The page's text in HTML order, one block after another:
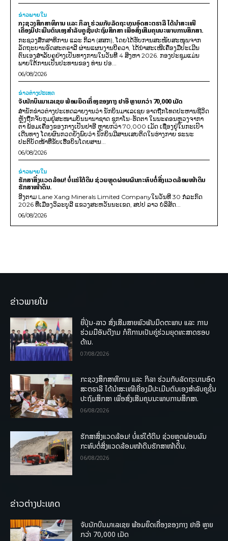
ຂ່າວພາຍ​ໃນ
ກະຊວງສຶກສາທິການ ແລະ ກິລາ ຮ່ວມກັບລັດຖະບານອົດສະຕຣາລີ ໄດ້ນຳສະເໜີ
ເຄື່ອງມືປະເມີນຕົນເອງສຳລັບຄູຊັ້ນປະຖົມສຶກສາ ເພື່ອສົ່ງເສີມຄຸນນະພາບການສຶກສາ.
ກະຊວງສຶກສາທິການ ແລະ ກິລາ (ສສກ), ໂດຍໄດ້ຮັບການສະໜັບສະໜູນຈາກ
ລັດຖະບານອົດສະຕຣາລີ ຜ່ານແຜນງານບີຄວາ, ໄດ້ນຳສະເໜີເຄື່ອງມືປະເມີນ
ຕົນເອງສຳລັບຄູຢ່າງເປັນທາງການໃນວັນທີ 4 ສິງຫາ 2026. ກອງປະຊຸມແມ່ນ
ພາຍໃຕ້ການເປັນປະທານຂອງ ທ່ານ ປອ...
06/08/2026
ຂ່າວຕ່າງປະເທດ
ຈັບນັກບິນມາເລເຊຍ ພ້ອມຍຶດເຄື່ອງຂອງກາງ ຢາອີ ຫຼາຍກວ່າ 70,000 ເມັດ
ສຳນັກຂ່າວຕ່າງປະເທດລາຍງານວ່າ ນັກບິນມາເລເຊຍ ອາດຖືກໂທດປະຫານຊີວິດ
ຫຼັງຖືກຈັບກຸມຢູ່ສະໜາມບິນນານາຊາດ ຊູກາໂນ-ຮັດຕາ ໃນນະຄອນຫຼວງຈາກາ
ຕາ ພ້ອມເຄື່ອງຂອງກາງເປັນຢາອີ ຫຼາຍກວ່າ 70,000 ເມັດ ເຊື່ອງຢູ່ໃນກະເປົາ
ເດີນທາງ ໂດຍຜົນກວດຍັງພົບວ່າ ນັກບິນມີສານເສບຕິດໃນຮ່າງກາຍ ຂະນະ
ປະຕິບັດໜ້າທີ່ຂັບເຮືອບິນໂດຍສານ...
06/08/2026
ຂ່າວພາຍ​ໃນ
ຮັກສາສິ່ງແວດລ້ອມ! ບໍ່ແຮ່ໃຕ້ດິນ ຊ່ວຍຫຼຸດຜ່ອນຜົນກະທົບຕໍ່ສິ່ງແວດລ້ອມໜ້າດິນ
ຮັກສາໜ້າດິນ.
ອີງຕາມ Lane Xang Minerals Limited Companyໃນວັນທີ 30 ກໍລະກົດ
2026 ທີ່ເມືອງວິລະບູລີ ແຂວງສະຫວັນນະເຂດ, ສປປ ລາວ ບໍລິສັດ...
06/08/2026
ຂ່າວພາຍໃນ
ຍີ່ປຸ່ນ-ລາວ ສົ່ງເສີມສາຍພົວພັນມິດຕະພາບ ແລະ ການ
ຮ່ວມມືອັນດີງາມ ກໍຄືການເປັນຄູ່ຮ່ວມຍຸດທະສາດຮອບ
ດ້ານ.
07/08/2026
ກະຊວງສຶກສາທິການ ແລະ ກິລາ ຮ່ວມກັບລັດຖະບານອົດ
ສະຕຣາລີ ໄດ້ນຳສະເໜີເຄື່ອງມືປະເມີນຕົນເອງສຳລັບຄູຊັ້ນ
ປະຖົມສຶກສາ ເພື່ອສົ່ງເສີມຄຸນນະພາບການສຶກສາ.
06/08/2026
ຮັກສາສິ່ງແວດລ້ອມ! ບໍ່ແຮ່ໃຕ້ດິນ ຊ່ວຍຫຼຸດຜ່ອນຜົນ
ກະທົບຕໍ່ສິ່ງແວດລ້ອມໜ້າດິນຮັກສາໜ້າດິນ.
06/08/2026
ຂ່າວຕ່າງປະເທດ
ຈັບນັກບິນມາເລເຊຍ ພ້ອມຍຶດເຄື່ອງຂອງກາງ ຢາອີ ຫຼາຍ
ກວ່າ 70,000 ເມັດ